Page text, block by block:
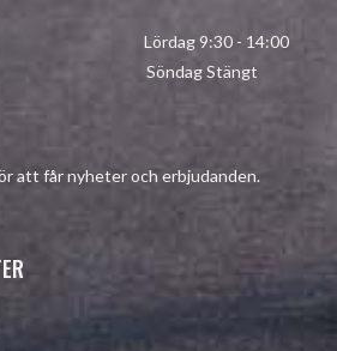
Lördag 9:30 - 14:00
67 Söndag Stängt
att får nyheter och erbjudanden.